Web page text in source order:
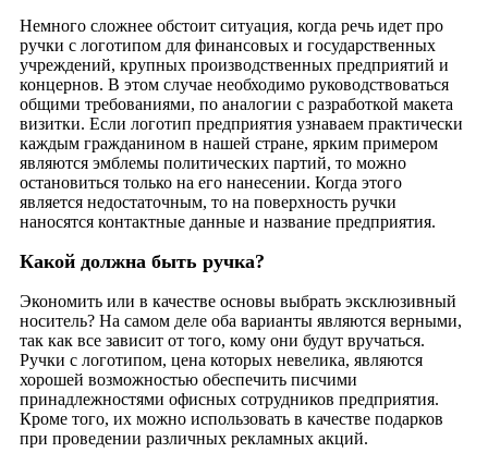
Немного сложнее обстоит ситуация, когда речь идет про
ручки с логотипом для финансовых и государственных
учреждений, крупных производственных предприятий и
концернов. В этом случае необходимо руководствоваться
общими требованиями, по аналогии с разработкой макета
визитки. Если логотип предприятия узнаваем практически
каждым гражданином в нашей стране, ярким примером
являются эмблемы политических партий, то можно
остановиться только на его нанесении. Когда этого
является недостаточным, то на поверхность ручки
наносятся контактные данные и название предприятия.
Какой должна быть ручка?
Экономить или в качестве основы выбрать эксклюзивный
носитель? На самом деле оба варианты являются верными,
так как все зависит от того, кому они будут вручаться.
Ручки с логотипом, цена которых невелика, являются
хорошей возможностью обеспечить писчими
принадлежностями офисных сотрудников предприятия.
Кроме того, их можно использовать в качестве подарков
при проведении различных рекламных акций.